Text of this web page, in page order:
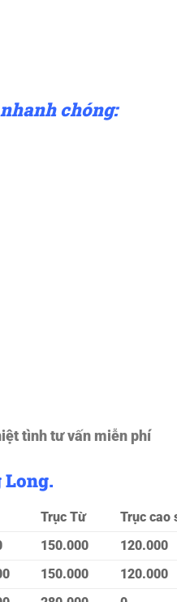
chóng:
tình tư vấn miễn phí
Trục Từ
Trục cao
150.000
120.000
150.000
120.000